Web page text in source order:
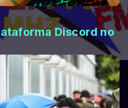
Discord no